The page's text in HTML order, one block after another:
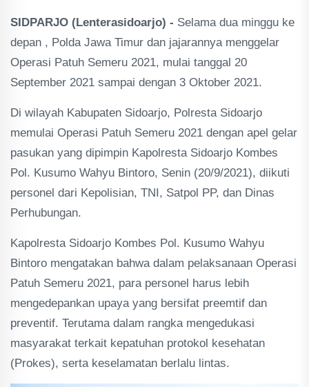
SIDPARJO (Lenterasidoarjo) - Selama dua minggu ke
depan , Polda Jawa Timur dan jajarannya menggelar
Operasi Patuh Semeru 2021, mulai tanggal 20
September 2021 sampai dengan 3 Oktober 2021.
Di wilayah Kabupaten Sidoarjo, Polresta Sidoarjo
memulai Operasi Patuh Semeru 2021 dengan apel gelar
pasukan yang dipimpin Kapolresta Sidoarjo Kombes
Pol. Kusumo Wahyu Bintoro, Senin (20/9/2021), diikuti
personel dari Kepolisian, TNI, Satpol PP, dan Dinas
Perhubungan.
Kapolresta Sidoarjo Kombes Pol. Kusumo Wahyu
Bintoro mengatakan bahwa dalam pelaksanaan Operasi
Patuh Semeru 2021, para personel harus lebih
mengedepankan upaya yang bersifat preemtif dan
preventif. Terutama dalam rangka mengedukasi
masyarakat terkait kepatuhan protokol kesehatan
(Prokes), serta keselamatan berlalu lintas.